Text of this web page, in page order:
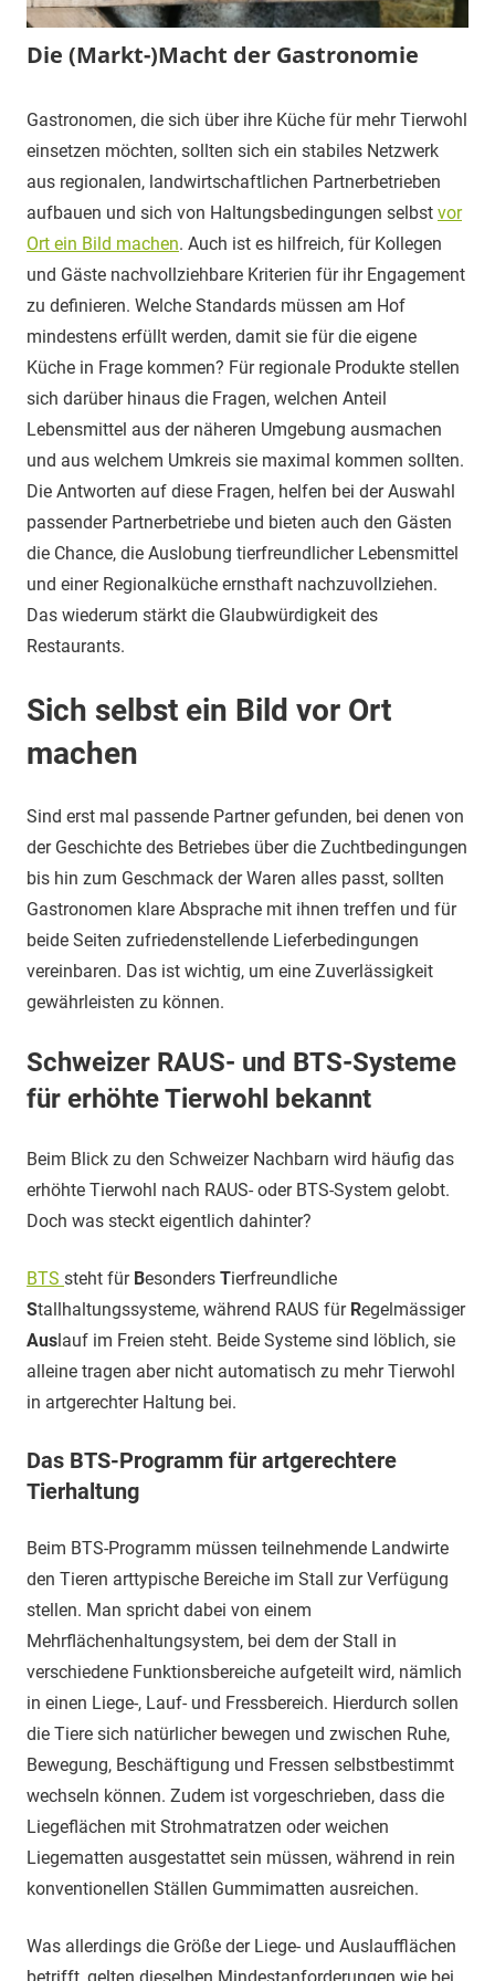
Die (Markt-)Macht der Gastronomie
2.
April
Carina
Gröön
Schnack
Gastronomen, die sich über ihre Küche für mehr Tierwohl
einsetzen möchten, sollten sich ein stabiles Netzwerk
aus regionalen, landwirtschaftlichen Partnerbetrieben
aufbauen und sich von Haltungsbedingungen selbst vor
Ort ein Bild machen. Auch ist es hilfreich, für Kollegen
und Gäste nachvollziehbare Kriterien für ihr Engagement
zu definieren. Welche Standards müssen am Hof
mindestens erfüllt werden, damit sie für die eigene
Küche in Frage kommen? Für regionale Produkte stellen
sich darüber hinaus die Fragen, welchen Anteil
Lebensmittel aus der näheren Umgebung ausmachen
und aus welchem Umkreis sie maximal kommen sollten.
Die Antworten auf diese Fragen, helfen bei der Auswahl
passender Partnerbetriebe und bieten auch den Gästen
die Chance, die Auslobung tierfreundlicher Lebensmittel
und einer Regionalküche ernsthaft nachzuvollziehen.
Das wiederum stärkt die Glaubwürdigkeit des
Restaurants.
Sich selbst ein Bild vor Ort
machen
Sind erst mal passende Partner gefunden, bei denen von
der Geschichte des Betriebes über die Zuchtbedingungen
bis hin zum Geschmack der Waren alles passt, sollten
Gastronomen klare Absprache mit ihnen treffen und für
beide Seiten zufriedenstellende Lieferbedingungen
vereinbaren. Das ist wichtig, um eine Zuverlässigkeit
gewährleisten zu können.
Schweizer RAUS- und BTS-Systeme
für erhöhte Tierwohl bekannt
Beim Blick zu den Schweizer Nachbarn wird häufig das
erhöhte Tierwohl nach RAUS- oder BTS-System gelobt.
Doch was steckt eigentlich dahinter?
BTS steht für Besonders Tierfreundliche
Stallhaltungssysteme, während RAUS für Regelmässiger
Auslauf im Freien steht. Beide Systeme sind löblich, sie
alleine tragen aber nicht automatisch zu mehr Tierwohl
in artgerechter Haltung bei.
Das BTS-Programm für artgerechtere
Tierhaltung
Beim BTS-Programm müssen teilnehmende Landwirte
den Tieren arttypische Bereiche im Stall zur Verfügung
stellen. Man spricht dabei von einem
Mehrflächenhaltungsystem, bei dem der Stall in
verschiedene Funktionsbereiche aufgeteilt wird, nämlich
in einen Liege-, Lauf- und Fressbereich. Hierdurch sollen
die Tiere sich natürlicher bewegen und zwischen Ruhe,
Bewegung, Beschäftigung und Fressen selbstbestimmt
wechseln können. Zudem ist vorgeschrieben, dass die
Liegeflächen mit Strohmatratzen oder weichen
Liegematten ausgestattet sein müssen, während in rein
konventionellen Ställen Gummimatten ausreichen.
Was allerdings die Größe der Liege- und Auslaufflächen